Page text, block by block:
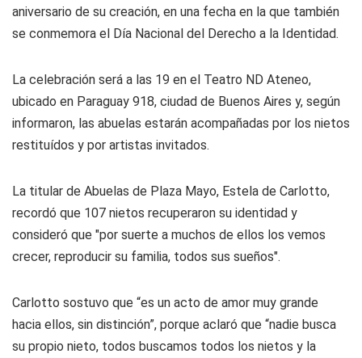
aniversario de su creación, en una fecha en la que también
se conmemora el Día Nacional del Derecho a la Identidad.
La celebración será a las 19 en el Teatro ND Ateneo,
ubicado en Paraguay 918, ciudad de Buenos Aires y, según
informaron, las abuelas estarán acompañadas por los nietos
restituídos y por artistas invitados.
La titular de Abuelas de Plaza Mayo, Estela de Carlotto,
recordó que 107 nietos recuperaron su identidad y
consideró que "por suerte a muchos de ellos los vemos
crecer, reproducir su familia, todos sus sueños".
Carlotto sostuvo que “es un acto de amor muy grande
hacia ellos, sin distinción”, porque aclaró que “nadie busca
su propio nieto, todos buscamos todos los nietos y la